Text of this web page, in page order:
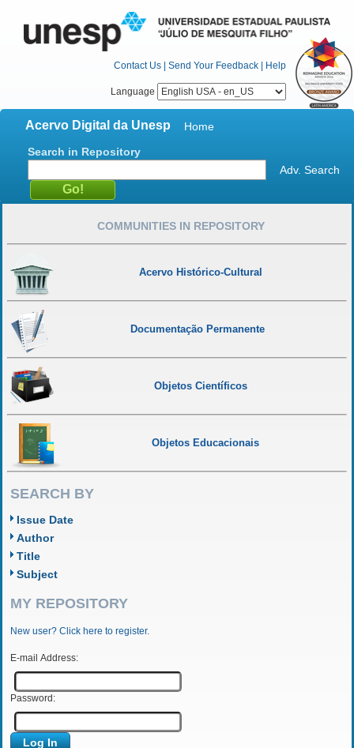
Contact Us | Send Your Feedback | Help
Language
Acervo Digital da Unesp
Home
Search in Repository
Adv. Search
COMMUNITIES IN REPOSITORY
Acervo Histórico-Cultural
Documentação Permanente
Objetos Científicos
Objetos Educacionais
SEARCH BY
Issue Date
Author
Title
Subject
MY REPOSITORY
New user? Click here to register.
E-mail Address:
Password: